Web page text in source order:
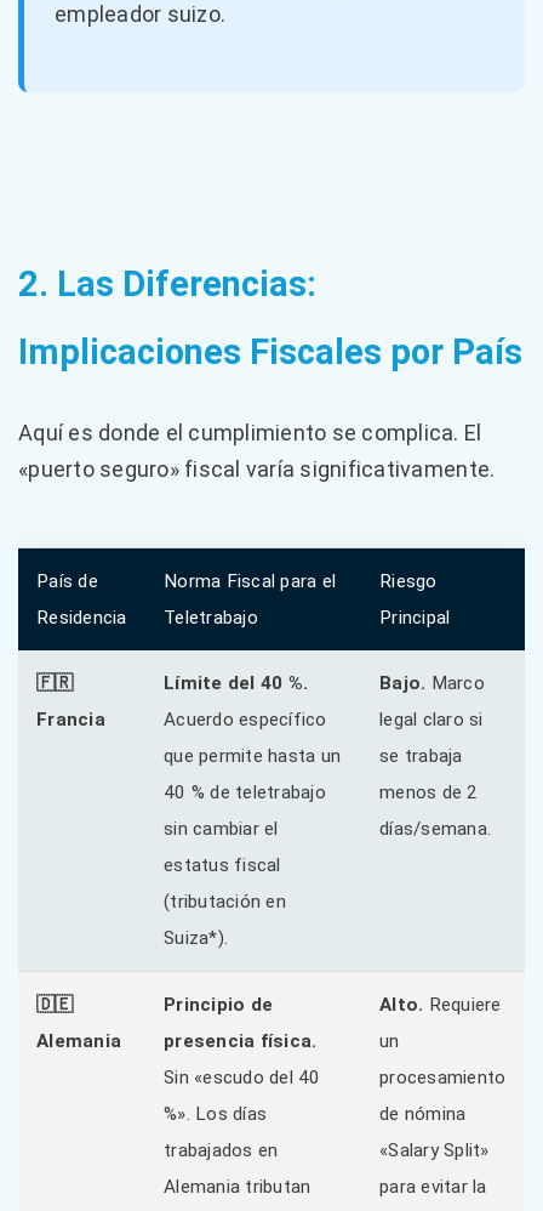
empleador suizo.
2. Las Diferencias:
Implicaciones Fiscales por País
Aquí es donde el cumplimiento se complica. El
«puerto seguro» fiscal varía significativamente.
País de
Residencia
Norma Fiscal para el
Teletrabajo
Riesgo
Principal
🇫🇷
Francia
Límite del 40 %.
Acuerdo específico
que permite hasta un
40 % de teletrabajo
sin cambiar el
estatus fiscal
(tributación en
Suiza*).
Bajo. Marco
legal claro si
se trabaja
menos de 2
días/semana.
🇩🇪
Alemania
Principio de
presencia física.
Sin «escudo del 40
%». Los días
trabajados en
Alemania tributan
Alto. Requiere
un
procesamiento
de nómina
«Salary Split»
para evitar la